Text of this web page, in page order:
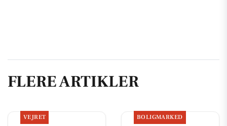
FLERE ARTIKLER
VEJRET BOLIGMARKED